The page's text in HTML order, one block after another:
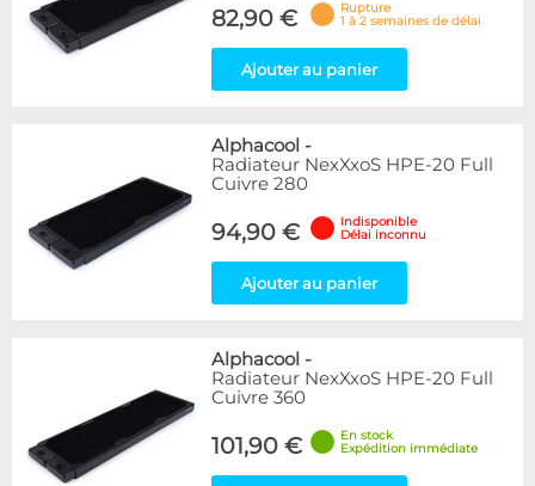
82,90 €
Rupture
1 à 2 semaines de délai
Ajouter au panier
Alphacool -
Radiateur NexXxoS HPE-20 Full
Cuivre 280
94,90 €
Indisponible
Délai inconnu
Ajouter au panier
Alphacool -
Radiateur NexXxoS HPE-20 Full
Cuivre 360
101,90 €
En stock
Expédition immédiate